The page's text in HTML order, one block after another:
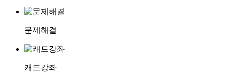
문제해결
캐드강좌